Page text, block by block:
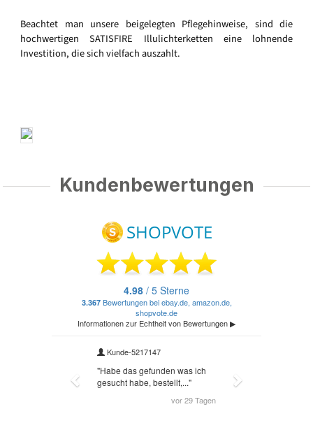
Beachtet man unsere beigelegten Pflegehinweise, sind die
hochwertigen SATISFIRE Illulichterketten eine lohnende
Investition, die sich vielfach auszahlt.
Kundenbewertungen